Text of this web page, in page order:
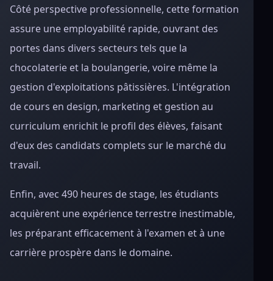
Côté perspective professionnelle, cette formation
assure une employabilité rapide, ouvrant des
portes dans divers secteurs tels que la
chocolaterie et la boulangerie, voire même la
gestion d'exploitations pâtissières. L'intégration
de cours en design, marketing et gestion au
curriculum enrichit le profil des élèves, faisant
d'eux des candidats complets sur le marché du
travail.
Enfin, avec 490 heures de stage, les étudiants
acquièrent une expérience terrestre inestimable,
les préparant efficacement à l'examen et à une
carrière prospère dans le domaine.